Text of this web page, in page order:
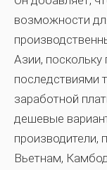
возможности
Азии,
последствиями
заработной
дешевые
производители,
Вьетнам,